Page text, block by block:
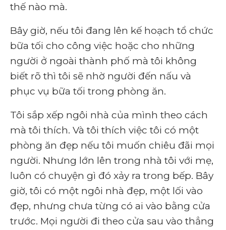
thế nào mà.
Bây giờ, nếu tôi đang lên kế hoạch tổ chức
bữa tối cho công việc hoặc cho những
người ở ngoài thành phố mà tôi không
biết rõ thì tôi sẽ nhờ người đến nấu và
phục vụ bữa tối trong phòng ăn.
Tôi sắp xếp ngôi nhà của mình theo cách
mà tôi thích. Và tôi thích việc tôi có một
phòng ăn đẹp nếu tôi muốn chiêu đãi mọi
người. Nhưng lớn lên trong nhà tôi với mẹ,
luôn có chuyện gì đó xảy ra trong bếp. Bây
giờ, tôi có một ngôi nhà đẹp, một lối vào
đẹp, nhưng chưa từng có ai vào bằng cửa
trước. Mọi người đi theo cửa sau vào thẳng